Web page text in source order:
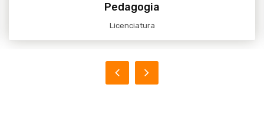
Pedagogia
Licenciatura